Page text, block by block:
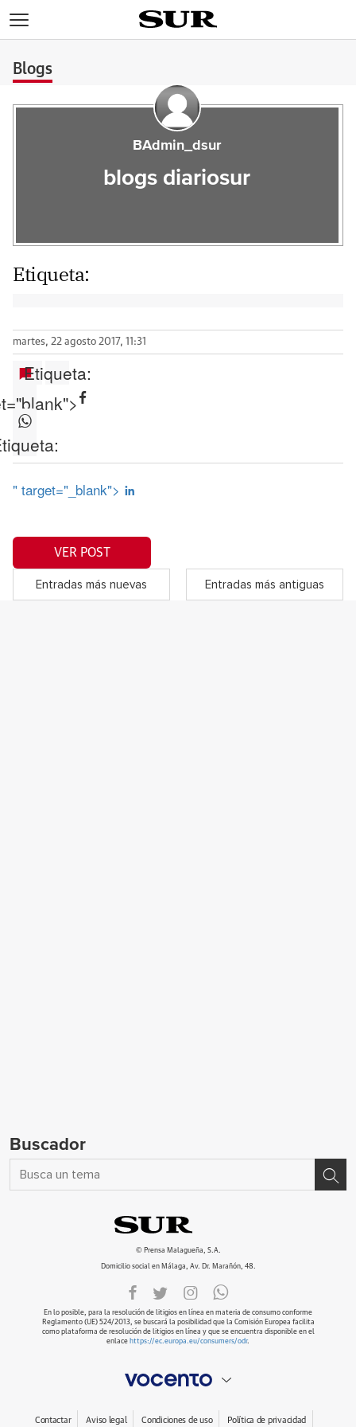
Blogs
BAdmin_dsur
blogs diariosur
Etiqueta:
martes, 22 agosto 2017, 11:31
Etiqueta:
" target="_blank">
VER POST
Entradas más nuevas Entradas más antiguas
Buscador
© Prensa Malagueña, S.A.
Domicilio social en Málaga, Av. Dr. Marañón, 48.
En lo posible, para la resolución de litigios en línea en materia de consumo conforme
Reglamento (UE) 524/2013, se buscará la posibilidad que la Comisión Europea facilita
como plataforma de resolución de litigios en línea y que se encuentra disponible en el
enlace https://ec.europa.eu/consumers/odr.
Contactar Aviso legal Condiciones de uso Política de privacidad